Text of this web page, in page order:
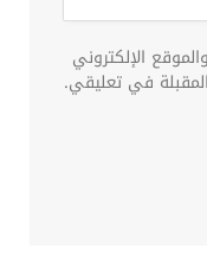
الإلكتروني
في تعليقي.